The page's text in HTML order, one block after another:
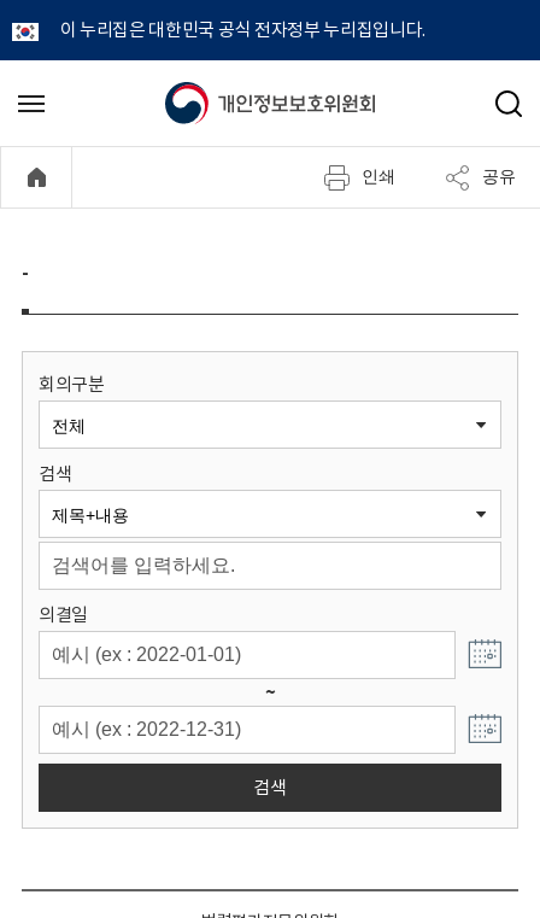
이 누리집은 대한민국 공식 전자정부 누리집입니다.
개
정
보
원
회
메
기
검
인쇄 공유
-
회의구분
검색
의결일
~
검색